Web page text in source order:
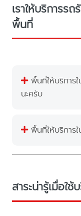
เราให้บริการร
พื้นที่
พื้นที่ให้บริการ
นะครับ
พื้นที่ให้บริการ
สาระน่ารู้เมื่อใ